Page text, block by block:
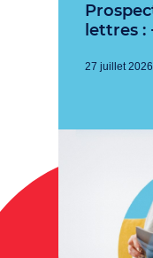
Prospectus en boîte aux
lettres :
27 juillet